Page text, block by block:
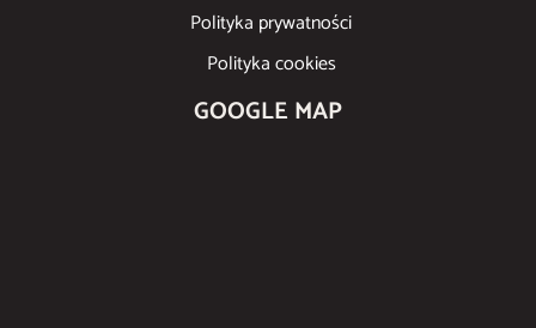
Polityka prywatności
Polityka cookies
GOOGLE MAP